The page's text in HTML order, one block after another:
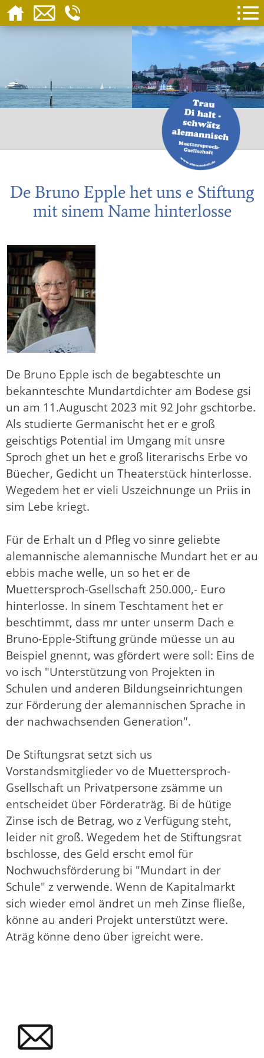
De Bruno Epple het uns e Stiftung
mit sinem Name hinterlosse
De Bruno Epple isch de begabteschte un
bekannteschte Mundartdichter am Bodese gsi
un am 11.Auguscht 2023 mit 92 Johr gschtorbe.
Als studierte Germanischt het er e groß
geischtigs Potential im Umgang mit unsre
Sproch ghet un het e groß literarischs Erbe vo
Büecher, Gedicht un Theaterstück hinterlosse.
Wegedem het er vieli Uszeichnunge un Priis in
sim Lebe kriegt.
Für de Erhalt un d Pfleg vo sinre geliebte
alemannische alemannische Mundart het er au
ebbis mache welle, un so het er de
Muettersproch-Gsellschaft 250.000,- Euro
hinterlosse. In sinem Teschtament het er
beschtimmt, dass mr unter unserm Dach e
Bruno-Epple-Stiftung gründe müesse un au
Beispiel gnennt, was gfördert were soll: Eins de
vo isch "Unterstützung von Projekten in
Schulen und anderen Bildungseinrichtungen
zur Förderung der alemannischen Sprache in
der nachwachsenden Generation".
De Stiftungsrat setzt sich us
Vorstandsmitglieder vo de Muettersproch-
Gsellschaft un Privatpersone zsämme un
entscheidet über Förderaträg. Bi de hütige
Zinse isch de Betrag, wo z Verfügung steht,
leider nit groß. Wegedem het de Stiftungsrat
bschlosse, des Geld erscht emol für
Nochwuchsförderung bi "Mundart in der
Schule" z verwende. Wenn de Kapitalmarkt
sich wieder emol ändret un meh Zinse fließe,
könne au anderi Projekt unterstützt were.
Aträg könne deno über igreicht were.